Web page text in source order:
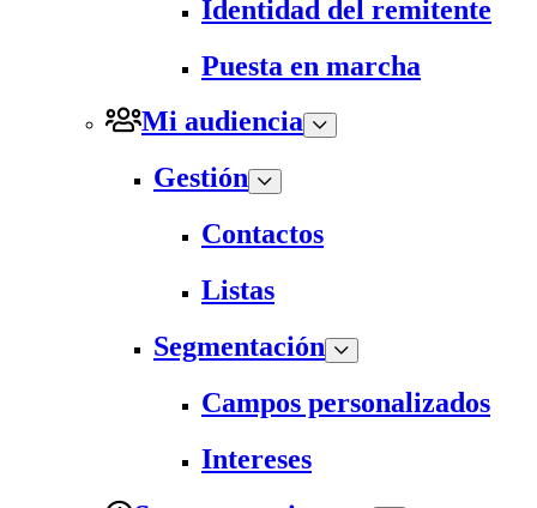
Identidad del remitente
Puesta en marcha
Mi audiencia
Gestión
Contactos
Listas
Segmentación
Campos personalizados
Intereses